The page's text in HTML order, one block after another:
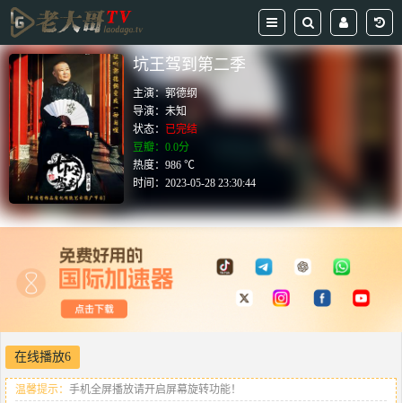
坑王驾到第二季
主演：郭德纲
导演：未知
状态： 已完结
豆瓣：0.0分
热度：986 ℃
时间：2023-05-28 23:30:44
在线播放6
温馨提示： 手机全屏播放请开启屏幕旋转功能！